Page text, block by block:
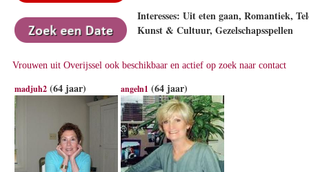
Interesses: Uit eten gaan, Romantiek,
Kunst & Cultuur, Gezelschapsspellen
Vrouwen uit Overijssel ook beschikbaar en actief op zoek naar contact
madjuh2 (64 jaar) angeln1 (64 jaar)